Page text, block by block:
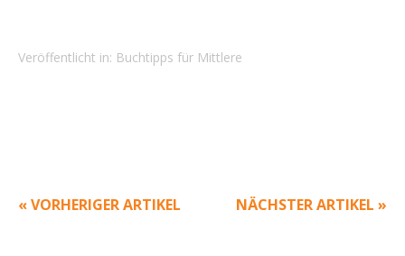
Veröffentlicht in: Buchtipps für Mittlere
NÄCHSTER ARTIKEL »
« VORHERIGER ARTIKEL